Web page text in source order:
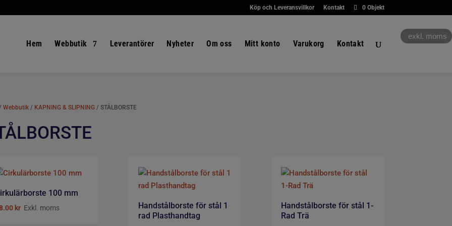
exkl. moms
Köp och Leveransvillkor Kontakt 0 Objekt
Hem Webbutik Leverantörer Nyheter Om oss Mitt konto Varukorg Kontakt
Webbutik/ KAPNING & SLIPNING/ STÅLBORSTE
100 mm
krExkl. moms
Handstålborste för stål 1
rad Plasthandtag
Handstålborste för stål 1-
Rad Trä